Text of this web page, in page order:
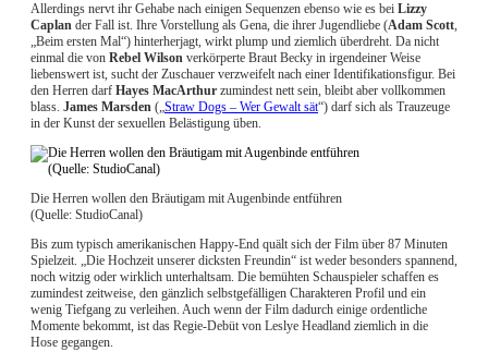
Allerdings nervt ihr Gehabe nach einigen Sequenzen ebenso wie es bei Lizzy
Caplan der Fall ist. Ihre Vorstellung als Gena, die ihrer Jugendliebe (Adam Scott,
„Beim ersten Mal“) hinterherjagt, wirkt plump und ziemlich überdreht. Da nicht
einmal die von Rebel Wilson verkörperte Braut Becky in irgendeiner Weise
liebenswert ist, sucht der Zuschauer verzweifelt nach einer Identifikationsfigur. Bei
den Herren darf Hayes MacArthur zumindest nett sein, bleibt aber vollkommen
blass. James Marsden („Straw Dogs – Wer Gewalt sät“) darf sich als Trauzeuge
in der Kunst der sexuellen Belästigung üben.
Die Herren wollen den Bräutigam mit Augenbinde entführen
(Quelle: StudioCanal)
Bis zum typisch amerikanischen Happy-End quält sich der Film über 87 Minuten
Spielzeit. „Die Hochzeit unserer dicksten Freundin“ ist weder besonders spannend,
noch witzig oder wirklich unterhaltsam. Die bemühten Schauspieler schaffen es
zumindest zeitweise, den gänzlich selbstgefälligen Charakteren Profil und ein
wenig Tiefgang zu verleihen. Auch wenn der Film dadurch einige ordentliche
Momente bekommt, ist das Regie-Debüt von Leslye Headland ziemlich in die
Hose gegangen.